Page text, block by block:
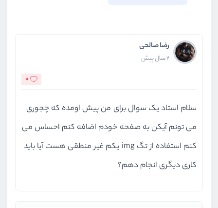
رضا صالحی
2 سال پیش
0
سلام استاد یک سوال برای من پیش اومده که چجوری
می تونم آیکن به صفحه خودم اضافه کنم احساس می
کنم استفاده از تگ img یکم غیر منطقی هست آیا باید
کاری دیگری انجام دهم؟